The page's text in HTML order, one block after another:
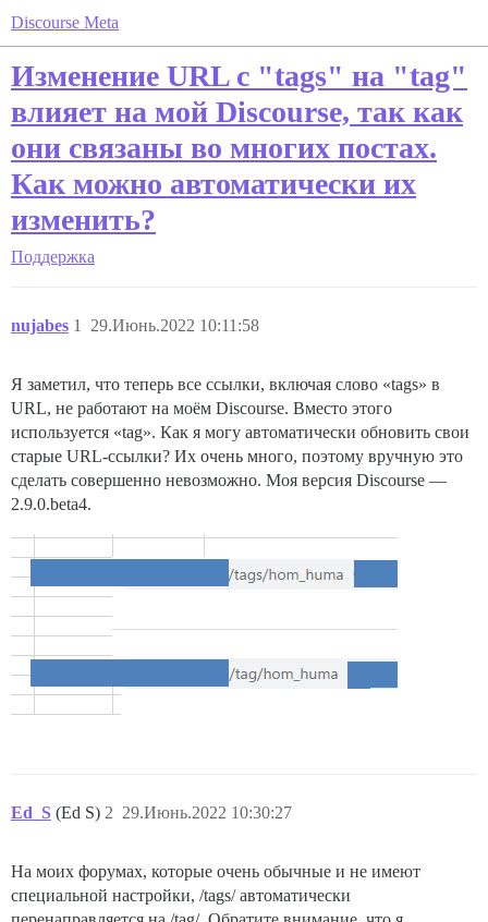
Discourse Meta
Изменение URL с "tags" на "tag"
влияет на мой Discourse, так как
они связаны во многих постах.
Как можно автоматически их
изменить?
Поддержка
nujabes 29.Июнь.2022 10:11:58
1
Я заметил, что теперь все ссылки, включая слово «tags» в
URL, не работают на моём Discourse. Вместо этого
используется «tag». Как я могу автоматически обновить свои
старые URL-ссылки? Их очень много, поэтому вручную это
сделать совершенно невозможно. Моя версия Discourse —
2.9.0.beta4.
Ed_S (Ed S) 29.Июнь.2022 10:30:27
2
На моих форумах, которые очень обычные и не имеют
специальной настройки, /tags/ автоматически